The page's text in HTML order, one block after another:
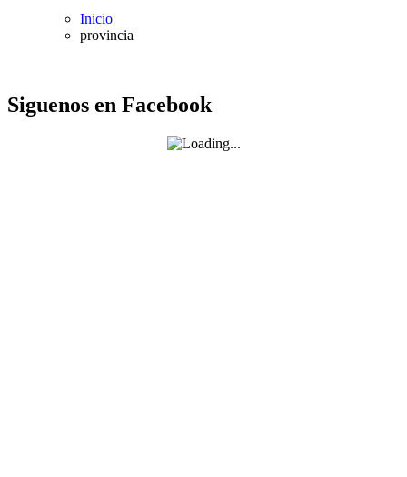
Inicio
provincia
Siguenos en Facebook